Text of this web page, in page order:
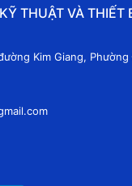
THUẬT VÀ THIẾT
Kim Giang,